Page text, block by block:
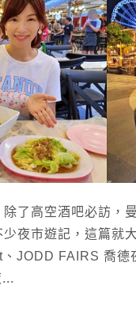
了高空酒吧必訪，
夜市遊記，這篇就
JODD FAIRS 喬